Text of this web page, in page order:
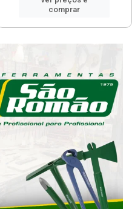
comprar